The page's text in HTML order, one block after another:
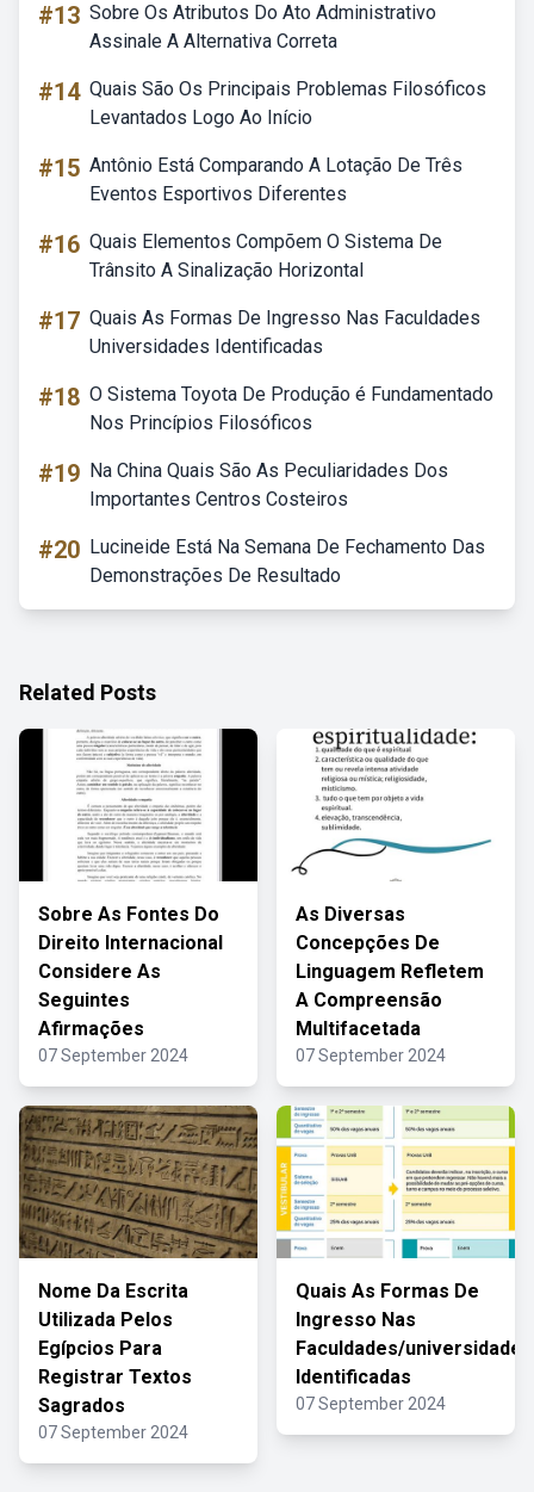
#13 Sobre Os Atributos Do Ato Administrativo
Assinale A Alternativa Correta
#14 Quais São Os Principais Problemas Filosóficos
Levantados Logo Ao Início
#15 Antônio Está Comparando A Lotação De Três
Eventos Esportivos Diferentes
#16 Quais Elementos Compõem O Sistema De
Trânsito A Sinalização Horizontal
#17 Quais As Formas De Ingresso Nas Faculdades
Universidades Identificadas
#18 O Sistema Toyota De Produção é Fundamentado
Nos Princípios Filosóficos
#19 Na China Quais São As Peculiaridades Dos
Importantes Centros Costeiros
#20 Lucineide Está Na Semana De Fechamento Das
Demonstrações De Resultado
Related Posts
Sobre As Fontes Do
Direito Internacional
Considere As
Seguintes
Afirmações
07 September 2024
As Diversas
Concepções De
Linguagem Refletem
A Compreensão
Multifacetada
07 September 2024
Nome Da Escrita
Utilizada Pelos
Egípcios Para
Registrar Textos
Sagrados
07 September 2024
Quais As Formas De
Ingresso Nas
Faculdades/universidades
Identificadas
07 September 2024